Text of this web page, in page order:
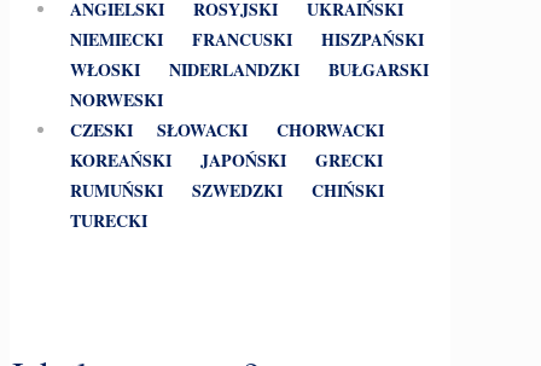
ANGIELSKI ROSYJSKI
UKRAIŃSKI
NIEMIECKI
FRANCUSKI
HISZPAŃSKI
WŁOSKI
NIDERLANDZKI
BUŁGARSKI
NORWESKI
CZESKI
SŁOWACKI
CHORWACKI
KOREAŃSKI
JAPOŃSKI
GRECKI
RUMUŃSKI
SZWEDZKI
CHIŃSKI
TURECKI